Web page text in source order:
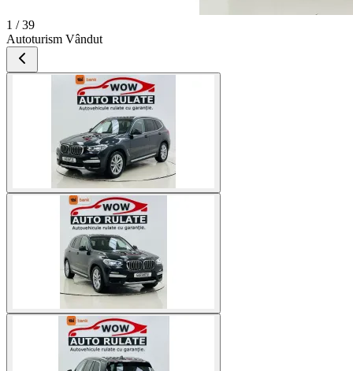
1 / 39
Autoturism Vândut